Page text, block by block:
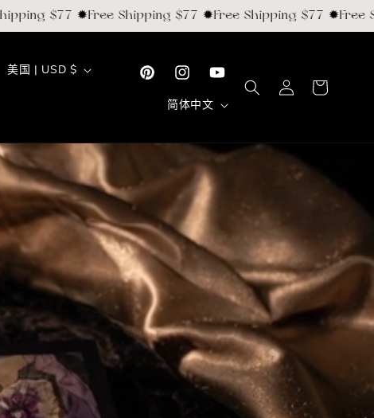
$77 ✹Free Shipping $77 ✹Free Shipping $77 ✹Free
国
美国 | USD $
PinterestInstagramYouTube
语
简体中文
登
录
物